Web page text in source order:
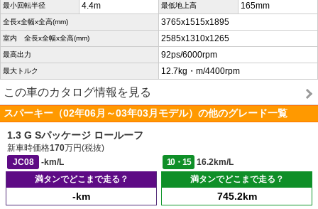
最小回転半径 4.4m 最低地上高 165mm
全長x全幅x全高(mm) 3765x1515x1895
室内 全長x全幅x全高(mm) 2585x1310x1265
最高出力 92ps/6000rpm
最大トルク 12.7kg・m/4400rpm
この車のカタログ情報を見る
スパーキー（02年06月～03年03月モデル）の他のグレード一覧
1.3 G Sパッケージ ロールーフ
新車時価格170万円(税抜)
JC08
-km/L 10・15
16.2km/L
満タンでどこまで走る？
-km
満タンでどこまで走る？
745.2km